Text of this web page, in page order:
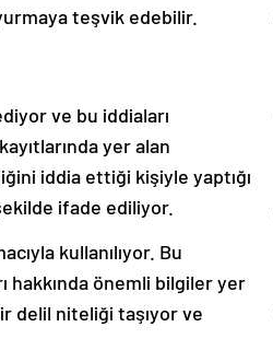
teşvik edebilir.
ve bu iddiaları
yer alan
iddia ettiği kişiyle yaptığı
ifade ediliyor.
kullanılıyor. Bu
hakkında önemli bilgiler yer
delil niteliği taşıyor ve